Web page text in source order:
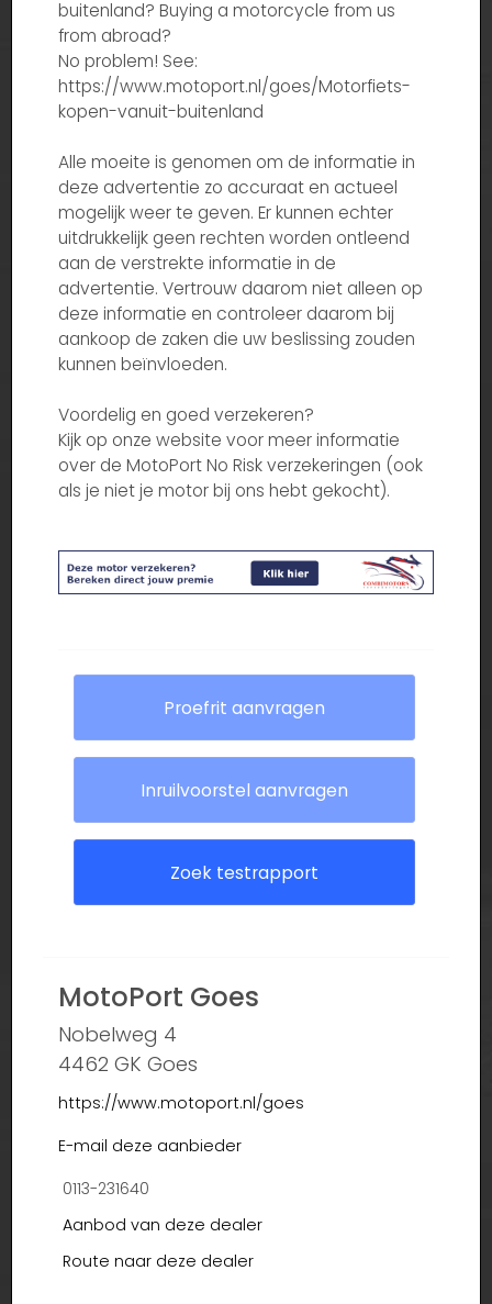
buitenland? Buying a motorcycle from us
from abroad?
No problem! See:
https://www.motoport.nl/goes/Motorfiets-
kopen-vanuit-buitenland
Alle moeite is genomen om de informatie in
deze advertentie zo accuraat en actueel
mogelijk weer te geven. Er kunnen echter
uitdrukkelijk geen rechten worden ontleend
aan de verstrekte informatie in de
advertentie. Vertrouw daarom niet alleen op
deze informatie en controleer daarom bij
aankoop de zaken die uw beslissing zouden
kunnen beïnvloeden.
Voordelig en goed verzekeren?
Kijk op onze website voor meer informatie
over de MotoPort No Risk verzekeringen (ook
als je niet je motor bij ons hebt gekocht).
Proefrit aanvragen
Inruilvoorstel aanvragen
Zoek testrapport
MotoPort Goes
Nobelweg 4
4462 GK Goes
https://www.motoport.nl/goes
E-mail deze aanbieder
0113-231640
Aanbod van deze dealer
Route naar deze dealer